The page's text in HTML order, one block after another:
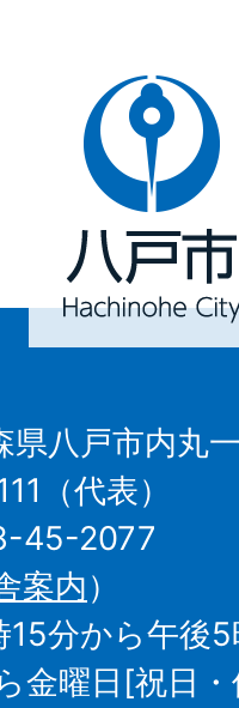
八
戸
市
Hachinohe
City
八戸市内丸一
（代表）
45-2077
案内）
15分から午後5
金曜日[祝日